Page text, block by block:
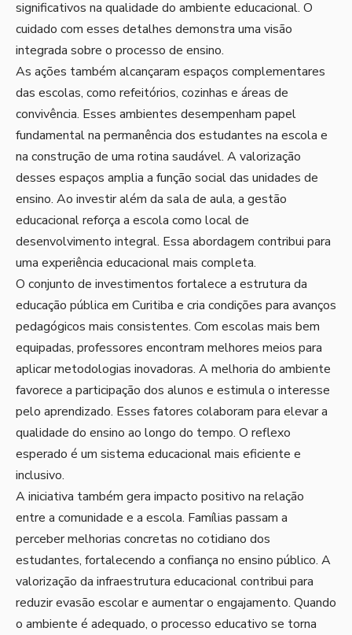
significativos na qualidade do ambiente educacional. O
cuidado com esses detalhes demonstra uma visão
integrada sobre o processo de ensino.
As ações também alcançaram espaços complementares
das escolas, como refeitórios, cozinhas e áreas de
convivência. Esses ambientes desempenham papel
fundamental na permanência dos estudantes na escola e
na construção de uma rotina saudável. A valorização
desses espaços amplia a função social das unidades de
ensino. Ao investir além da sala de aula, a gestão
educacional reforça a escola como local de
desenvolvimento integral. Essa abordagem contribui para
uma experiência educacional mais completa.
O conjunto de investimentos fortalece a estrutura da
educação pública em Curitiba e cria condições para avanços
pedagógicos mais consistentes. Com escolas mais bem
equipadas, professores encontram melhores meios para
aplicar metodologias inovadoras. A melhoria do ambiente
favorece a participação dos alunos e estimula o interesse
pelo aprendizado. Esses fatores colaboram para elevar a
qualidade do ensino ao longo do tempo. O reflexo
esperado é um sistema educacional mais eficiente e
inclusivo.
A iniciativa também gera impacto positivo na relação
entre a comunidade e a escola. Famílias passam a
perceber melhorias concretas no cotidiano dos
estudantes, fortalecendo a confiança no ensino público. A
valorização da infraestrutura educacional contribui para
reduzir evasão escolar e aumentar o engajamento. Quando
o ambiente é adequado, o processo educativo se torna